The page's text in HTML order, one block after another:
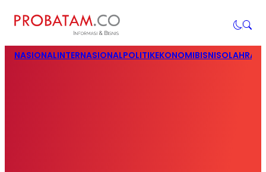
NASIONALINTERNASIONALPOLITIKEKONOMIBISNIS